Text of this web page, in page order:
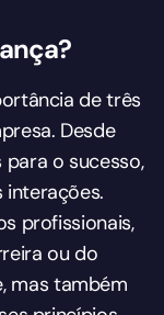
de três
Desde
o sucesso,
interações.
profissionais,
ou do
mas também